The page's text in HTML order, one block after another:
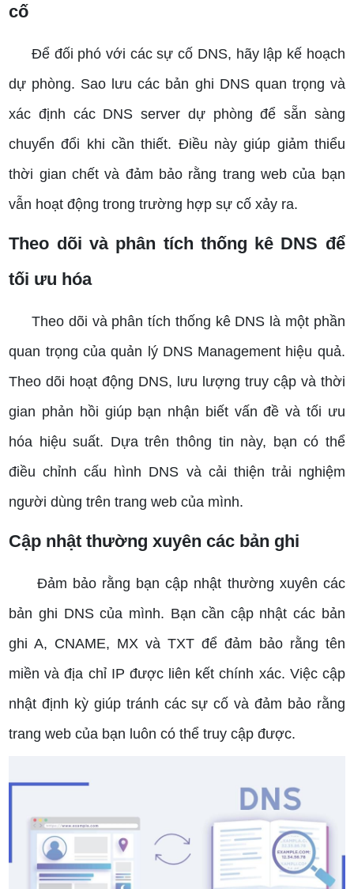
cố
Để đối phó với các sự cố DNS, hãy lập kế hoạch
dự phòng. Sao lưu các bản ghi DNS quan trọng và
xác định các DNS server dự phòng để sẵn sàng
chuyển đổi khi cần thiết. Điều này giúp giảm thiểu
thời gian chết và đảm bảo rằng trang web của bạn
vẫn hoạt động trong trường hợp sự cố xảy ra.
Theo dõi và phân tích thống kê DNS để
tối ưu hóa
Theo dõi và phân tích thống kê DNS là một phần
quan trọng của quản lý DNS Management hiệu quả.
Theo dõi hoạt động DNS, lưu lượng truy cập và thời
gian phản hồi giúp bạn nhận biết vấn đề và tối ưu
hóa hiệu suất. Dựa trên thông tin này, bạn có thể
điều chỉnh cấu hình DNS và cải thiện trải nghiệm
người dùng trên trang web của mình.
Cập nhật thường xuyên các bản ghi
Đảm bảo rằng bạn cập nhật thường xuyên các
bản ghi DNS của mình. Bạn cần cập nhật các bản
ghi A, CNAME, MX và TXT để đảm bảo rằng tên
miền và địa chỉ IP được liên kết chính xác. Việc cập
nhật định kỳ giúp tránh các sự cố và đảm bảo rằng
trang web của bạn luôn có thể truy cập được.